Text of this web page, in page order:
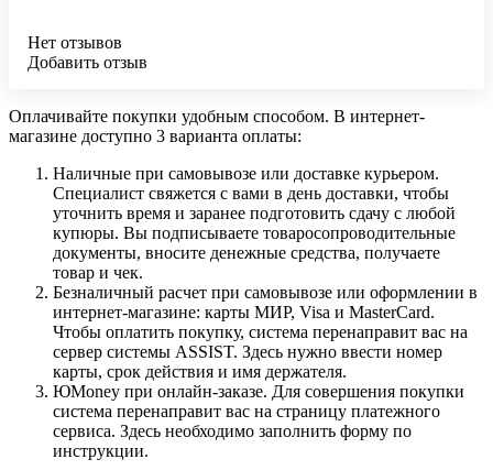
Нет отзывов
Добавить отзыв
Оплачивайте покупки удобным способом. В интернет-
магазине доступно 3 варианта оплаты:
Наличные при самовывозе или доставке курьером.
Специалист свяжется с вами в день доставки, чтобы
уточнить время и заранее подготовить сдачу с любой
купюры. Вы подписываете товаросопроводительные
документы, вносите денежные средства, получаете
товар и чек.
Безналичный расчет при самовывозе или оформлении в
интернет-магазине: карты МИР, Visa и MasterCard.
Чтобы оплатить покупку, система перенаправит вас на
сервер системы ASSIST. Здесь нужно ввести номер
карты, срок действия и имя держателя.
ЮMoney при онлайн-заказе. Для совершения покупки
система перенаправит вас на страницу платежного
сервиса. Здесь необходимо заполнить форму по
инструкции.